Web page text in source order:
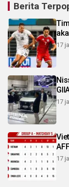
Berita
17
17
17